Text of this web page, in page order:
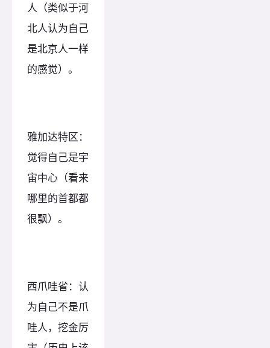
人（类似于河
北人认为自己
是北京人一样
的感觉）。
雅加达特区：
觉得自己是宇
宙中心（看来
哪里的首都都
很飘）。
西爪哇省：认
为自己不是爪
哇人，挖金厉